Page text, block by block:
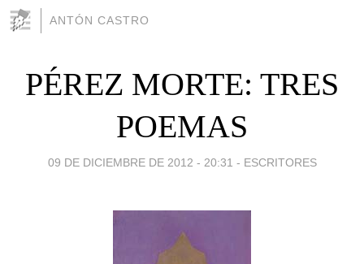
ANTÓN CASTRO
PÉREZ MORTE: TRES
POEMAS
09 DE DICIEMBRE DE 2012 - 20:31 - ESCRITORES